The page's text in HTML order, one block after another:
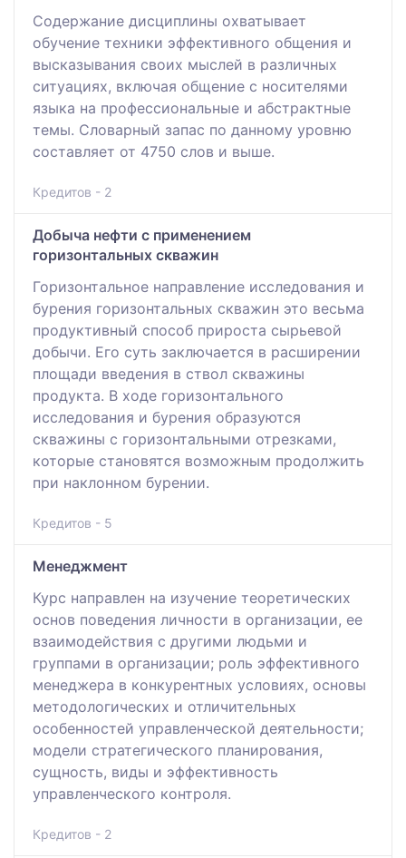
Содержание дисциплины охватывает
обучение техники эффективного общения и
высказывания своих мыслей в различных
ситуациях, включая общение с носителями
языка на профессиональные и абстрактные
темы. Словарный запас по данному уровню
составляет от 4750 слов и выше.
Кредитов - 2
Добыча нефти с применением
горизонтальных скважин
Горизонтальное направление исследования и
бурения горизонтальных скважин это весьма
продуктивный способ прироста сырьевой
добычи. Его суть заключается в расширении
площади введения в ствол скважины
продукта. В ходе горизонтального
исследования и бурения образуются
скважины с горизонтальными отрезками,
которые становятся возможным продолжить
при наклонном бурении.
Кредитов - 5
Менеджмент
Курс направлен на изучение теоретических
основ поведения личности в организации, ее
взаимодействия с другими людьми и
группами в организации; роль эффективного
менеджера в конкурентных условиях, основы
методологических и отличительных
особенностей управленческой деятельности;
модели стратегического планирования,
сущность, виды и эффективность
управленческого контроля.
Кредитов - 2